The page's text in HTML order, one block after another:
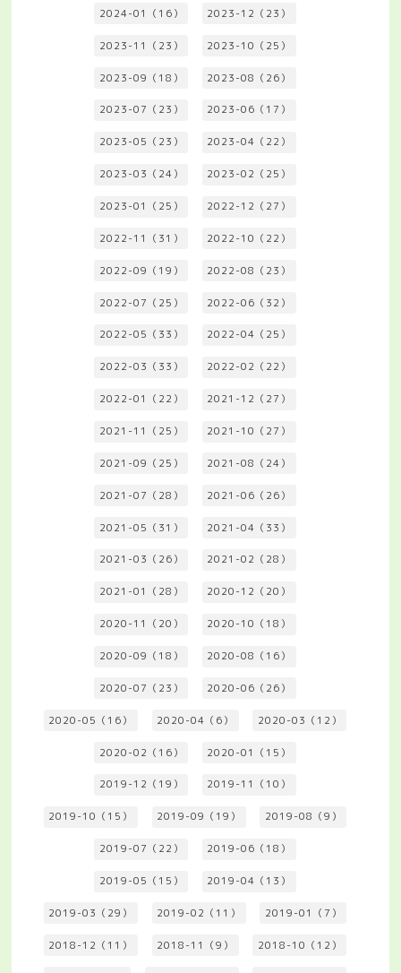
2024-01（16） 2023-12（23）
2023-11（23） 2023-10（25）
2023-09（18） 2023-08（26）
2023-07（23） 2023-06（17）
2023-05（23） 2023-04（22）
2023-03（24） 2023-02（25）
2023-01（25） 2022-12（27）
2022-11（31） 2022-10（22）
2022-09（19） 2022-08（23）
2022-07（25） 2022-06（32）
2022-05（33） 2022-04（25）
2022-03（33） 2022-02（22）
2022-01（22） 2021-12（27）
2021-11（25） 2021-10（27）
2021-09（25） 2021-08（24）
2021-07（28） 2021-06（26）
2021-05（31） 2021-04（33）
2021-03（26） 2021-02（28）
2021-01（28） 2020-12（20）
2020-11（20） 2020-10（18）
2020-09（18） 2020-08（16）
2020-07（23） 2020-06（26）
2020-05（16） 2020-04（6） 2020-03（12）
2020-02（16） 2020-01（15）
2019-12（19） 2019-11（10）
2019-10（15） 2019-09（19） 2019-08（9）
2019-07（22） 2019-06（18）
2019-05（15） 2019-04（13）
2019-03（29） 2019-02（11） 2019-01（7）
2018-12（11） 2018-11（9） 2018-10（12）